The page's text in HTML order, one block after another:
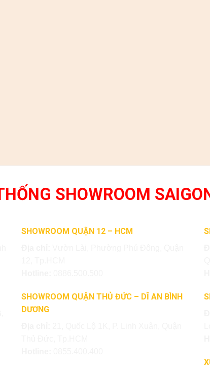
SHOWROOM
SHOWROOM QUẬN 12 – HCM
SHOWROOM QUẬN THỦ ĐỨC – DĨ AN BÌNH
DƯƠNG